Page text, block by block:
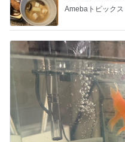
Amebaトピックス